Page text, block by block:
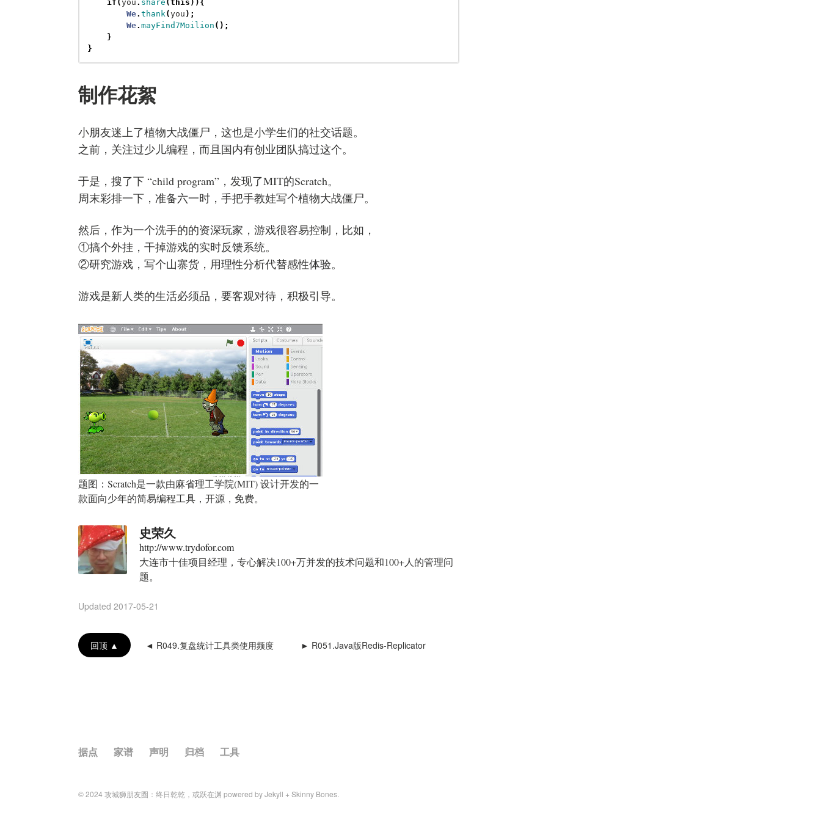
if (you . share (this )){
We.thank (you );
We.mayFind7Moilion ();
}
}
制作花絮
小朋友迷上了植物大战僵尸，这也是小学生们的社交话题。
之前，关注过少儿编程，而且国内有创业团队搞过这个。
于是，搜了下 “child program”，发现了MIT的Scratch。
周末彩排一下，准备六一时，手把手教娃写个植物大战僵尸。
然后，作为一个洗手的的资深玩家，游戏很容易控制，比如，
①搞个外挂，干掉游戏的实时反馈系统。
②研究游戏，写个山寨货，用理性分析代替感性体验。
游戏是新人类的生活必须品，要客观对待，积极引导。
题图：Scratch是一款由麻省理工学院(MIT) 设计开发的一
款面向少年的简易编程工具，开源，免费。
史荣久
http://www.trydofor.com
大连市十佳项目经理，专心解决100+万并发的技术问题和100+人的管理问
题。
Updated2017-05-21
回顶 ▲ ◄ R049.复盘统计工具类使用频度 ► R051.Java版Redis-Replicator
据点 家谱 声明 归档 工具
© 2024 攻城狮朋友圈：终日乾乾，或跃在渊 powered byJekyll + Skinny Bones